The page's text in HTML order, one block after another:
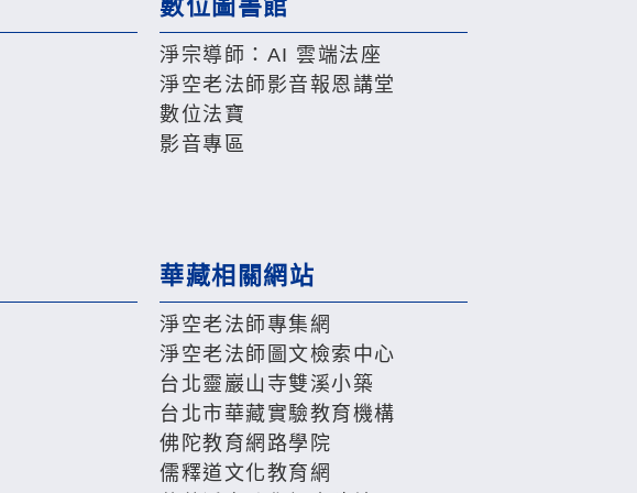
數位圖書館
淨宗導師：AI 雲端法座
淨空老法師影音報恩講堂
數位法寶
影音專區
華藏相關網站
淨空老法師專集網
淨空老法師圖文檢索中心
台北靈巖山寺雙溪小築
台北市華藏實驗教育機構
佛陀教育網路學院
儒釋道文化教育網